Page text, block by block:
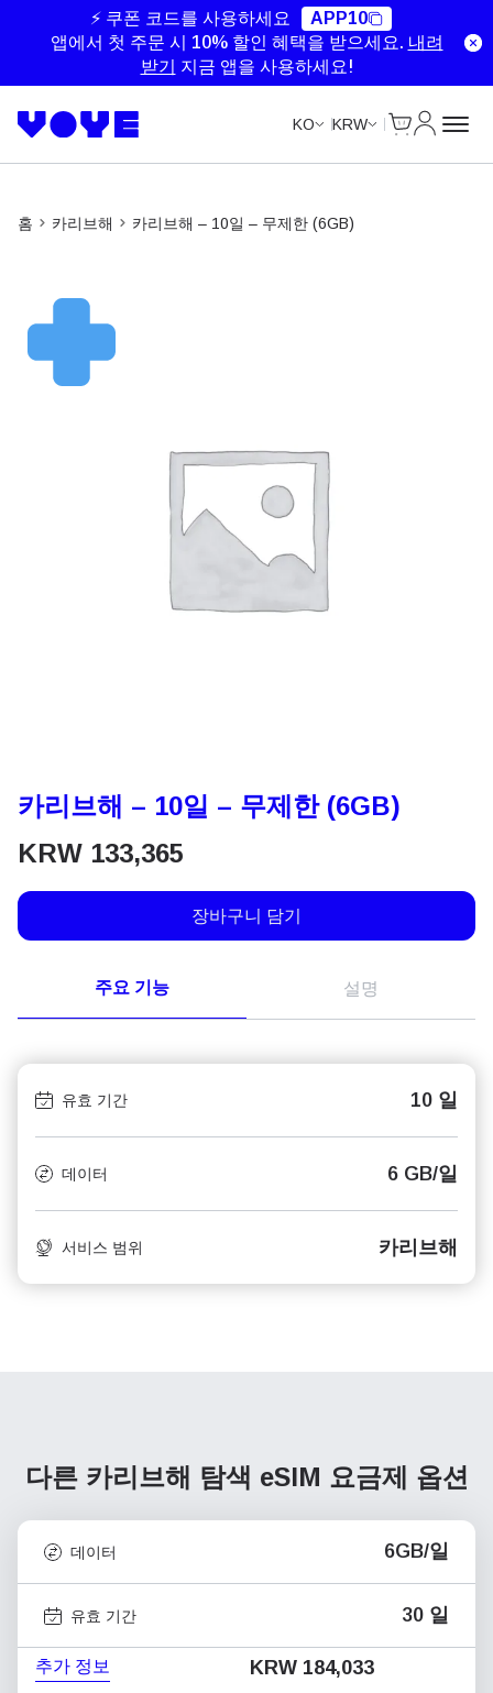
⚡ 쿠폰 코드를 사용하세요
APP10
앱에서 첫 주문 시 10% 할인 혜택을 받으세요. 내려
받기
지금 앱을 사용하세요!
KO KRW
홈 카리브해 카리브해 – 10일 – 무제한 (6GB)
카리브해 – 10일 – 무제한 (6GB)
KRW 133,365
장바구니 담기
주요 기능 설명
유효 기간 10 일
데이터 6 GB/일
서비스 범위 카리브해
다른 카리브해 탐색 eSIM 요금제 옵션
Unlimited Data
데이터 6GB/일
유효 기간 30 일
추가 정보 KRW 184,033
Unlimited Data
Unlimited Data
Unlimited Data